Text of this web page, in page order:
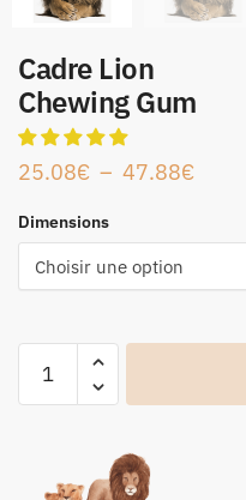
Cadre Lion
Chewing Gum
25.08€ – 47.88€
Dimensions